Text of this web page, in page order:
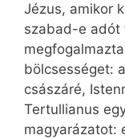
Jézus, amikor
szabad-e adót
bölcsességet:
császáré,
Tertullianus
magyarázatot: